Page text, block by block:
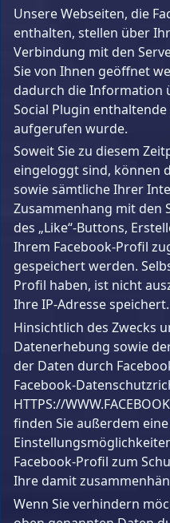
Unsere Webseiten, die
enthalten, stellen über
Verbindung mit den
Sie von Ihnen geöffnet
dadurch die Information
Social Plugin
aufgerufen wurde.
Soweit Sie zu diesem
eingeloggt sind, können
sowie sämtliche Ihrer
Zusammenhang mit den
des „Like“-Buttons,
Ihrem Facebook-Profil
gespeichert werden.
Profil haben, ist nicht
Ihre IP-Adresse speichert.
Hinsichtlich des Zwecks
Datenerhebung sowie
der Daten durch
Facebook-
HTTPS://
finden Sie außerdem
Facebook-Profil zum
Ihre damit
Wenn Sie verhindern